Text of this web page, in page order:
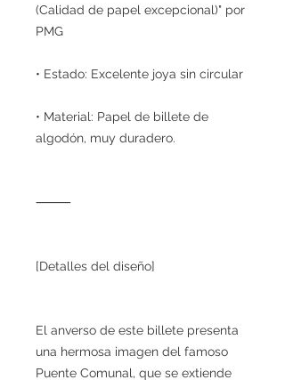
(Calidad de papel excepcional)" por
PMG
• Estado: Excelente joya sin circular
• Material: Papel de billete de
algodón, muy duradero.
⸻
[Detalles del diseño]
El anverso de este billete presenta
una hermosa imagen del famoso
Puente Comunal, que se extiende